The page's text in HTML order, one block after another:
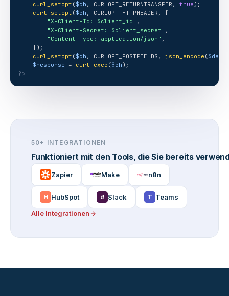
curl_setopt ($ch , CURLOPT_RETURNTRANSFER, true);
curl_setopt ($ch , CURLOPT_HTTPHEADER, [
"X-Client-Id: $client_id" ,
"X-Client-Secret: $client_secret" ,
"Content-Type: application/json" ,
    ]);
curl_setopt ($ch , CURLOPT_POSTFIELDS, json_encode ($data
$response = curl_exec ($ch);
?>
50+ INTEGRATIONEN
Funktioniert mit den Tools, die Sie bereits
Zapier Make n8n
H HubSpot # Slack T Teams
Alle Integrationen